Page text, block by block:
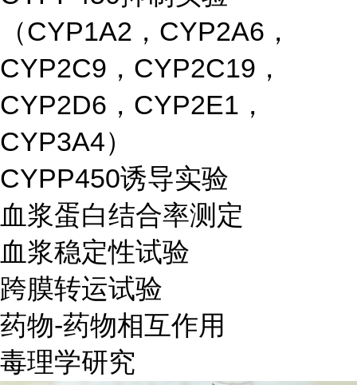
（CYP1A2，CYP2A6，
CYP2C9，CYP2C19，
CYP2D6，CYP2E1，
CYP3A4）
CYPP450诱导实验
血浆蛋白结合率测定
血浆稳定性试验
跨膜转运试验
药物-药物相互作用
毒理学研究